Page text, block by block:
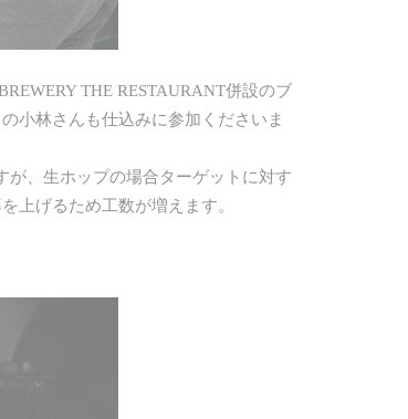
THE RESTAURANT併設のブ
小林さんも仕込みに参加くださいま
が、生ホップの場合ターゲットに対す
上げるため工数が増えます。